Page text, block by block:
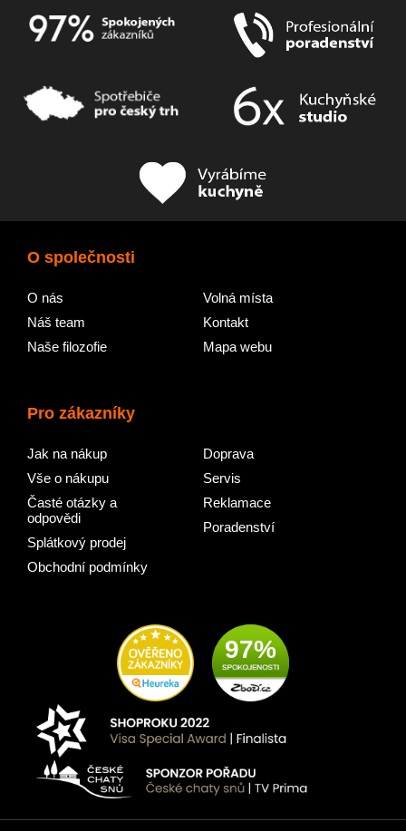
O společnosti
O nás
Náš team
Naše filozofie
Volná místa
Kontakt
Mapa webu
Pro zákazníky
Jak na nákup
Vše o nákupu
Časté otázky a
odpovědi
Splátkový prodej
Obchodní podmínky
Doprava
Servis
Reklamace
Poradenství
97%